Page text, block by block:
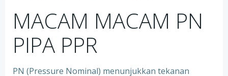
MACAM MACAM PN
PIPA PPR
PN (Pressure Nominal) menunjukkan tekanan